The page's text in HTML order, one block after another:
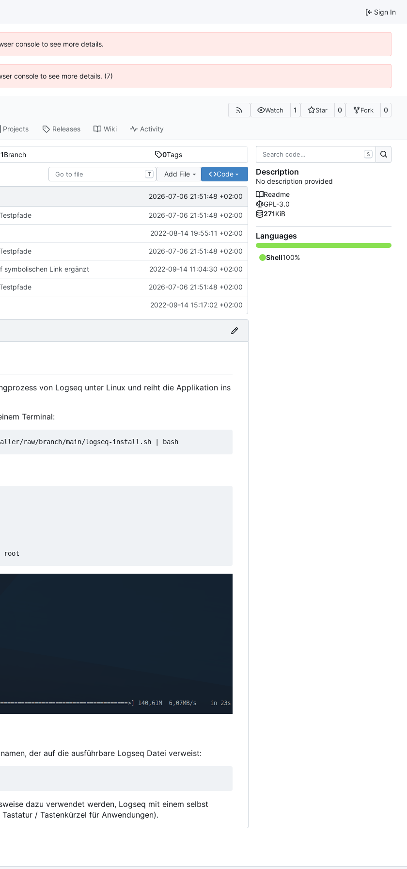
Sign In
console to see more details.
console to see more details. (7)
Watch 1 Star 0 Fork 0
Projects Releases Wiki Activity
1Branch 0Tags
T Add File Code
2026-07-06 21:51:48 +02:00
2026-07-06 21:51:48 +02:00
2022-08-14 19:55:11 +02:00
2026-07-06 21:51:48 +02:00
symbolischen Link ergänzt 2022-09-14 11:04:30 +02:00
2026-07-06 21:51:48 +02:00
2022-09-14 15:17:02 +02:00
von Logseq unter Linux und reiht die Applikation ins
Terminal:
raw/branch/main/logseq-install.sh
der auf die ausführbare Logseq Datei verweist:
dazu verwendet werden, Logseq mit einem selbst
/ Tastenkürzel für Anwendungen).
S
Description
No description provided
Readme
GPL-3.0
271KiB
Languages
Shell100%